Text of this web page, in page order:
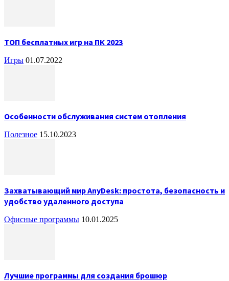
ТОП бесплатных игр на ПК 2023
Игры 01.07.2022
Особенности обслуживания систем отопления
Полезное 15.10.2023
Захватывающий мир AnyDesk: простота, безопасность и
удобство удаленного доступа
Офисные программы 10.01.2025
Лучшие программы для создания брошюр